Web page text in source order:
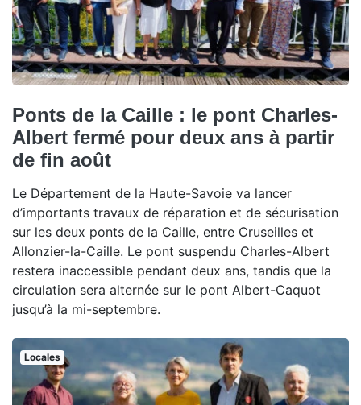
Ponts de la Caille : le pont Charles-
Albert fermé pour deux ans à partir
de fin août
Le Département de la Haute-Savoie va lancer
d’importants travaux de réparation et de sécurisation
sur les deux ponts de la Caille, entre Cruseilles et
Allonzier-la-Caille. Le pont suspendu Charles-Albert
restera inaccessible pendant deux ans, tandis que la
circulation sera alternée sur le pont Albert-Caquot
jusqu’à la mi-septembre.
Locales